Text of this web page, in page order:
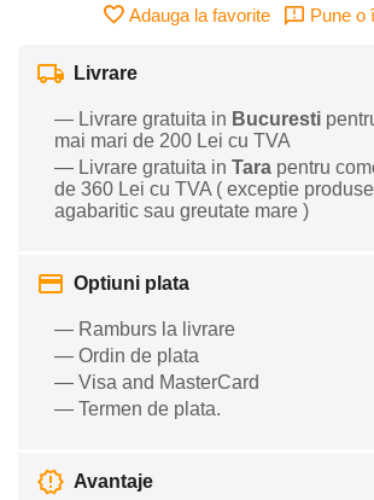
Adauga la favorite Pune o
Livrare
— Livrare gratuita in Bucuresti
mai mari de 200 Lei cu TVA
— Livrare gratuita in Tara pentru
de 360 Lei cu TVA ( exceptie
agabaritic sau greutate mare )
Optiuni plata
— Ramburs la livrare
— Ordin de plata
— Visa and MasterCard
— Termen de plata.
Avantaje